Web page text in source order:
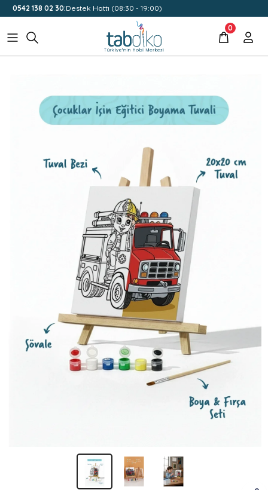
0542 138 02 30:Destek Hattı (08:30 - 19:00)
0